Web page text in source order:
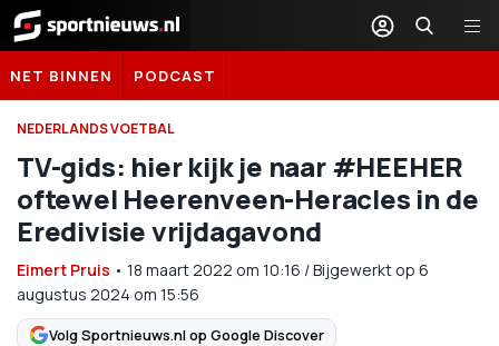
Sportnieuws.nl
NET BINNEN PODCAST
NEDERLANDS VOETBAL
TV-gids: hier kijk je naar #HEEHER
oftewel Heerenveen-Heracles in de
Eredivisie vrijdagavond
Eimert Pruis • 18 maart 2022 om 10:16 /Bijgewerkt op 6
augustus 2024 om 15:56
Volg Sportnieuws.nl op Google Discover